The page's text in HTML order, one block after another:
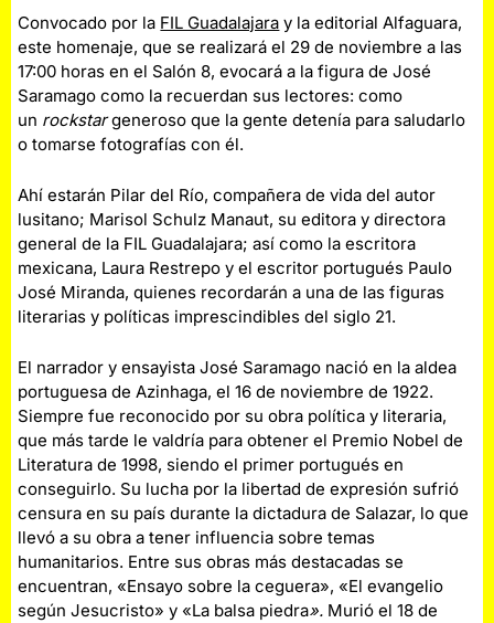
Convocado por la FIL Guadalajara y la editorial Alfaguara,
este homenaje, que se realizará el 29 de noviembre a las
17:00 horas en el Salón 8, evocará a la figura de José
Saramago como la recuerdan sus lectores: como
un rockstargeneroso que la gente detenía para saludarlo
o tomarse fotografías con él.
Ahí estarán Pilar del Río, compañera de vida del autor
lusitano; Marisol Schulz Manaut, su editora y directora
general de la FIL Guadalajara; así como la escritora
mexicana, Laura Restrepo y el escritor portugués Paulo
José Miranda, quienes recordarán a una de las figuras
literarias y políticas imprescindibles del siglo 21.
El narrador y ensayista José Saramago nació en la aldea
portuguesa de Azinhaga, el 16 de noviembre de 1922.
Siempre fue reconocido por su obra política y literaria,
que más tarde le valdría para obtener el Premio Nobel de
Literatura de 1998, siendo el primer portugués en
conseguirlo. Su lucha por la libertad de expresión sufrió
censura en su país durante la dictadura de Salazar, lo que
llevó a su obra a tener influencia sobre temas
humanitarios. Entre sus obras más destacadas se
encuentran, «Ensayo sobre la ceguera», «El evangelio
según Jesucristo» y «La balsa piedra». Murió el 18 de